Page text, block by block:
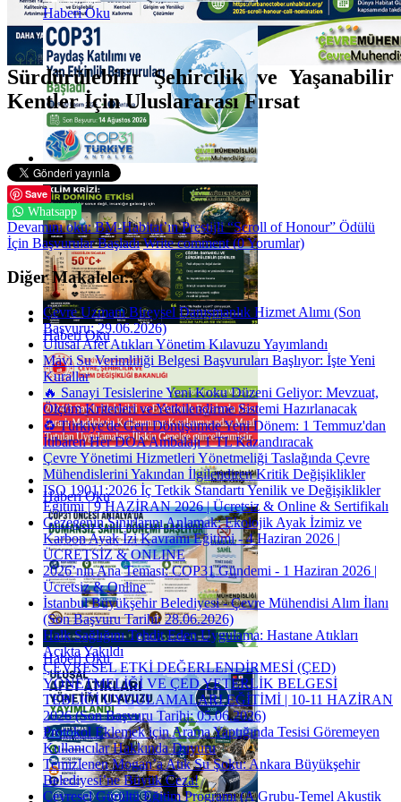
Haberi Oku
Haberi Oku
Haberi Oku
Haberi Oku
Haberi Oku
Sürdürülebilir Şehircilik ve Yaşanabilir
Kentler İçin Uluslararası Fırsat
Save
Whatsapp
Devamını oku: BM-Habitat’ın Prestijli “Scroll of Honour” Ödülü
İçin Başvurular Başladı Write comment (0 Yorumlar)
Diğer Makaleler...
Çevre Uzmanı Bireysel Danışmanlık Hizmet Alımı (Son
Başvuru: 29.06.2026)
Ulusal Afet Atıkları Yönetim Kılavuzu Yayımlandı
Mavi Su Verimliliği Belgesi Başvuruları Başlıyor: İşte Yeni
Kurallar
🔥 Sanayi Tesislerine Yeni Koku Düzeni Geliyor: Mevzuat,
Ölçüm Kriterleri ve Yetkilendirme Sistemi Hazırlanacak
♻️ Türkiye'de Geri Dönüşümde Yeni Dönem: 1 Temmuz'dan
İtibaren Her DOA Ambalajı 1 TL Kazandıracak
Çevre Yönetimi Hizmetleri Yönetmeliği Taslağında Çevre
Mühendislerini Yakından İlgilendiren Kritik Değişiklikler
ISO 19011:2026 İç Tetkik Standartı Yenilik ve Değişiklikler
Eğitimi | 9 HAZİRAN 2026 | Ücretsiz & Online & Sertifikalı
Gezegenin Sınırlarını Anlamak: Ekolojik Ayak İzimiz ve
Karbon Ayak İzi Kavramı Eğitimi - 4 Haziran 2026 |
ÜCRETSİZ & ONLINE
2026’nın Ana Teması: COP31 Gündemi - 1 Haziran 2026 |
Ücretsiz & Online
İstanbul Büyükşehir Belediyesi - Çevre Mühendisi Alım İlanı
(Son Başvuru Tarihi: 28.06.2026)
Halk Sağlığını Tehdit Eden Uygulama: Hastane Atıkları
Açıkta Yakıldı
ÇEVRESEL ETKİ DEĞERLENDİRMESİ (ÇED)
YÖNETMELİĞİ VE ÇED YETERLİK BELGESİ
TEBLİĞİ UYGULAMALARI EĞİTİMİ | 10-11 HAZİRAN
2026 (Son Başvuru Tarihi: 05.06.2026)
Protokol Eklemek için Arama Yaptığında Tesisi Göremeyen
Kullanıcılar Hakkında Duyuru
Temizlenen Mogan’a Atık Su Şoku: Ankara Büyükşehir
Belediyesi’ne Büyük Ceza!
Çevresel Gürültü Eğitim Programı (A Grubu-Temel Akustik